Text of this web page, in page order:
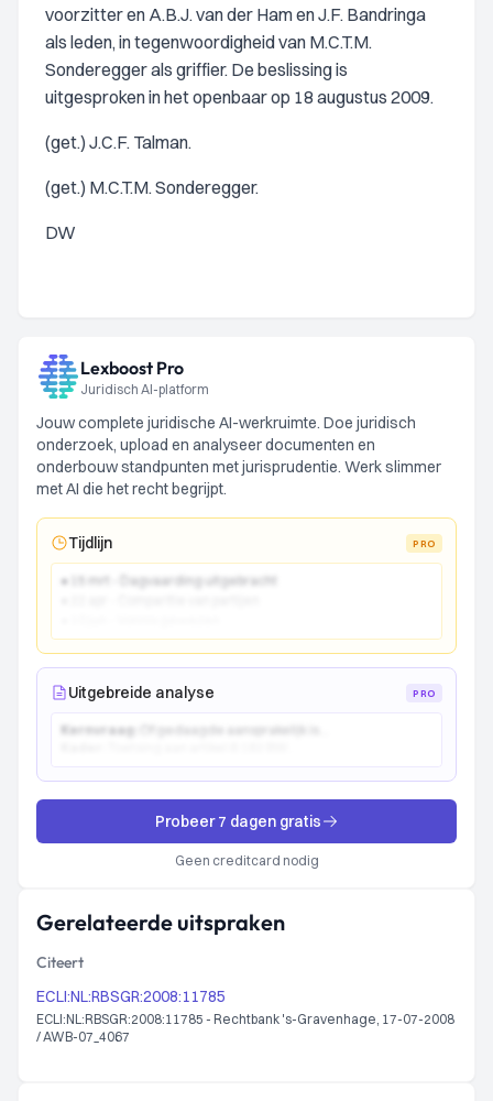
voorzitter en A.B.J. van der Ham en J.F. Bandringa
als leden, in tegenwoordigheid van M.C.T.M.
Sonderegger als griffier. De beslissing is
uitgesproken in het openbaar op 18 augustus 2009.
(get.) J.C.F. Talman.
(get.) M.C.T.M. Sonderegger.
DW
Lexboost Pro
Juridisch AI-platform
Jouw complete juridische AI-werkruimte. Doe juridisch
onderzoek, upload en analyseer documenten en
onderbouw standpunten met jurisprudentie. Werk slimmer
met AI die het recht begrijpt.
Tijdlijn PRO
● 15 mrt - Dagvaarding uitgebracht
Uitgebreide analyse PRO
Kernvraag:
Probeer 7 dagen gratis
Geen creditcard nodig
Gerelateerde uitspraken
Citeert
ECLI:NL:RBSGR:2008:11785
ECLI:NL:RBSGR:2008:11785 - Rechtbank 's-Gravenhage, 17-07-2008
/ AWB-07_4067